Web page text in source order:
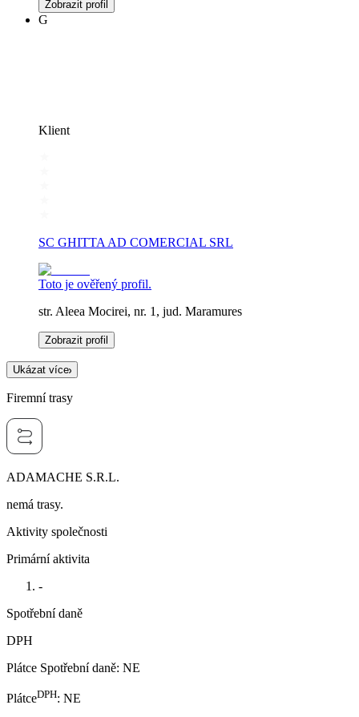
Zobrazit profil
G
Klient
SC GHITTA AD COMERCIAL SRL
Toto je ověřený profil.
str. Aleea Mocirei, nr. 1, jud. Maramures
Zobrazit profil
Ukázat více
Firemní trasy
ADAMACHE S.R.L.
nemá trasy.
Aktivity společnosti
Primární aktivita
-
Spotřební daně
DPH
Plátce Spotřební daně: NE
PlátceDPH: NE